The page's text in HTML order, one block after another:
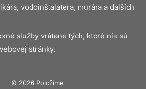
vodoinštalatéra, murára a ďalších
služby vrátane tých, ktoré nie sú
stránky.
© 2026 Položíme